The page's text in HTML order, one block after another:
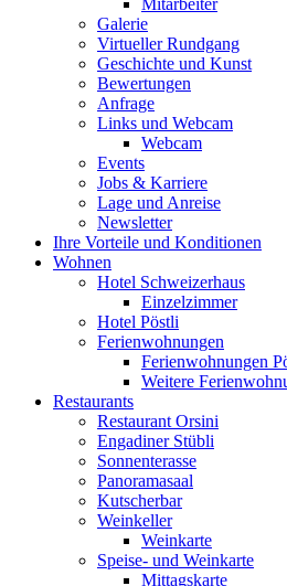
Mitarbeiter
Galerie
Virtueller Rundgang
Geschichte und Kunst
Bewertungen
Anfrage
Links und Webcam
Webcam
Events
Jobs & Karriere
Lage und Anreise
Newsletter
Ihre Vorteile und Konditionen
Wohnen
Hotel Schweizerhaus
Einzelzimmer
Hotel Pöstli
Ferienwohnungen
Ferienwohnungen
Weitere
Restaurants
Restaurant Orsini
Engadiner Stübli
Sonnenterasse
Panoramasaal
Kutscherbar
Weinkeller
Weinkarte
Speise- und Weinkarte
Mittagskarte